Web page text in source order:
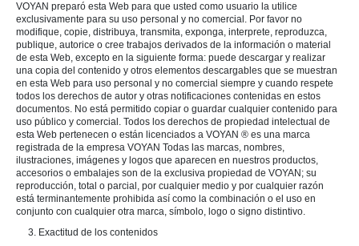
VOYAN preparó esta Web para que usted como usuario la utilice
exclusivamente para su uso personal y no comercial. Por favor no
modifique, copie, distribuya, transmita, exponga, interprete, reproduzca,
publique, autorice o cree trabajos derivados de la información o material
de esta Web, excepto en la siguiente forma: puede descargar y realizar
una copia del contenido y otros elementos descargables que se muestran
en esta Web para uso personal y no comercial siempre y cuando respete
todos los derechos de autor y otras notificaciones contenidas en estos
documentos. No está permitido copiar o guardar cualquier contenido para
uso público y comercial. Todos los derechos de propiedad intelectual de
esta Web pertenecen o están licenciados a VOYAN ® es una marca
registrada de la empresa VOYAN Todas las marcas, nombres,
ilustraciones, imágenes y logos que aparecen en nuestros productos,
accesorios o embalajes son de la exclusiva propiedad de VOYAN; su
reproducción, total o parcial, por cualquier medio y por cualquier razón
está terminantemente prohibida así como la combinación o el uso en
conjunto con cualquier otra marca, símbolo, logo o signo distintivo.
3. Exactitud de los contenidos